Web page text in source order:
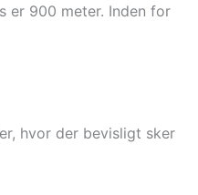
er 900 meter. Inden for
hvor der bevisligt sker